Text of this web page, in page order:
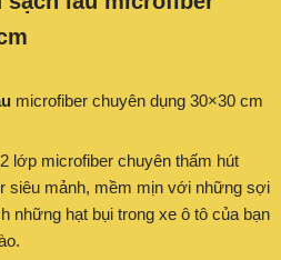
microfiber chuyên dụng 30×30 cm
lớp microfiber chuyên thấm hút
siêu mảnh, mềm mịn với những sợi
những hạt bụi trong xe ô tô của bạn